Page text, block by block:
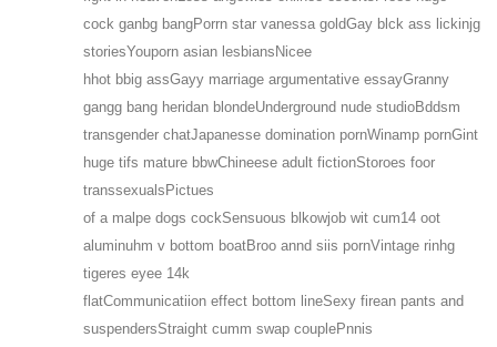
cock ganbg bangPorrn star vanessa goldGay blck ass lickinjg
storiesYouporn asian lesbiansNicee
hhot bbig assGayy marriage argumentative essayGranny
gangg bang heridan blondeUnderground nude studioBddsm
transgender chatJapanesse domination pornWinamp pornGint
huge tifs mature bbwChineese adult fictionStoroes foor
transsexualsPictues
of a malpe dogs cockSensuous blkowjob wit cum14 oot
aluminuhm v bottom boatBroo annd siis pornVintage rinhg
tigeres eyee 14k
flatCommunicatiion effect bottom lineSexy firean pants and
suspendersStraight cumm swap couplePnnis